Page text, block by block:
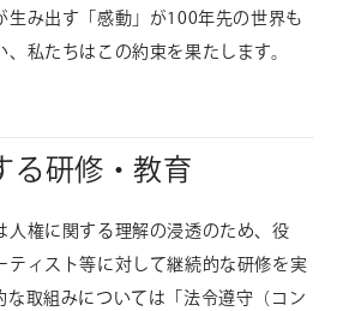
生み出す「感動」が100年先の世界も
私たちはこの約束を果たします。
る研修・教育
人権に関する理解の浸透のため、役
ティスト等に対して継続的な研修を実
な取組みについては「法令遵守（コン